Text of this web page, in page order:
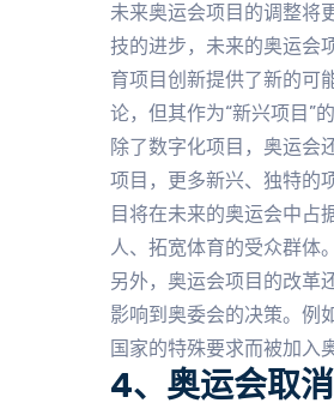
未来奥运会项目的调整将
技的进步，未来的奥运会
育项目创新提供了新的可
论，但其作为“新兴项目”
除了数字化项目，奥运会
项目，更多新兴、独特的
目将在未来的奥运会中占
人、拓宽体育的受众群体。
另外，奥运会项目的改革
影响到奥委会的决策。例
国家的特殊要求而被加入
4、奥运会取